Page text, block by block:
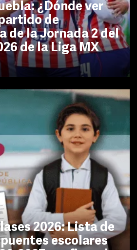
¿Dónde ver
de
de la Jornada 2 del
de la Liga MX
2026: Lista de
escolares